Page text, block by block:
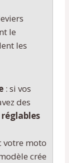
le
les
: si vos
des
votre moto
crée